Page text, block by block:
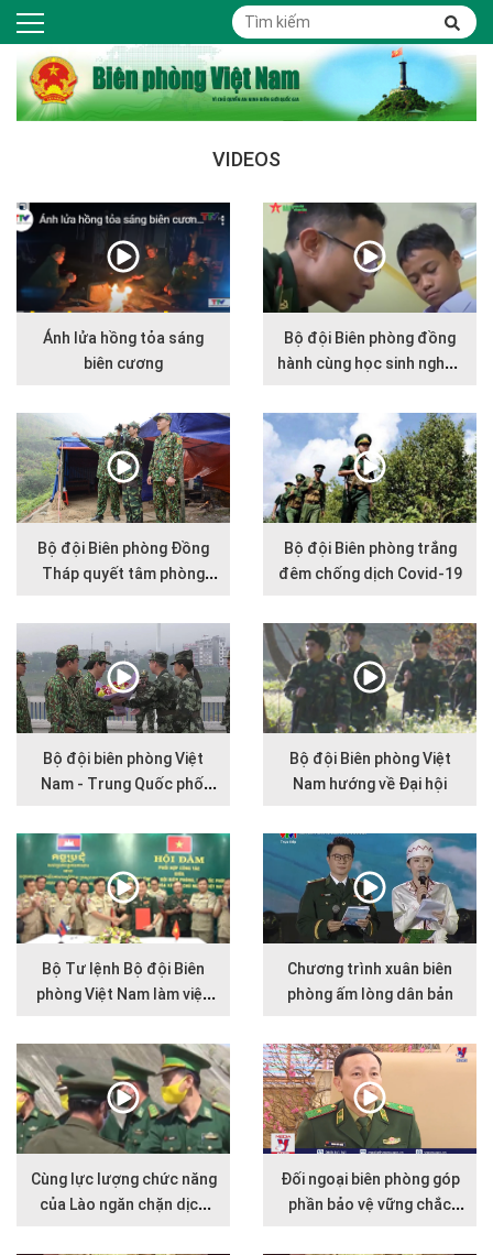
VIDEOS
Ánh lửa hồng tỏa sáng
biên cương
Bộ đội Biên phòng đồng
hành cùng học sinh nghèo
tới trường
Bộ đội Biên phòng Đồng
Tháp quyết tâm phòng
Bộ đội Biên phòng trắng
đêm chống dịch Covid-19
Bộ đội biên phòng Việt
Nam - Trung Quốc phối
biên giới
Bộ đội Biên phòng Việt
Nam hướng về Đại hội
Bộ Tư lệnh Bộ đội Biên
phòng Việt Nam làm việc
Chương trình xuân biên
phòng ấm lòng dân bản
Cùng lực lượng chức năng
của Lào ngăn chặn dịch
Đối ngoại biên phòng góp
phần bảo vệ vững chắc